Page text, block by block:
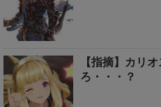
【指摘】カリ
ろ・・・？